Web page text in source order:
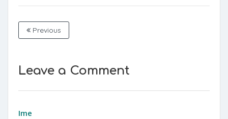
Previous
Leave a Comment
Ime